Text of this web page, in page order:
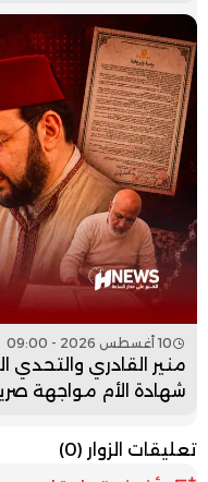
10 أغسطس 2026 - 09:00
منير القادري
شهادة الأم مواجهة
تعليقات الزوار (0)